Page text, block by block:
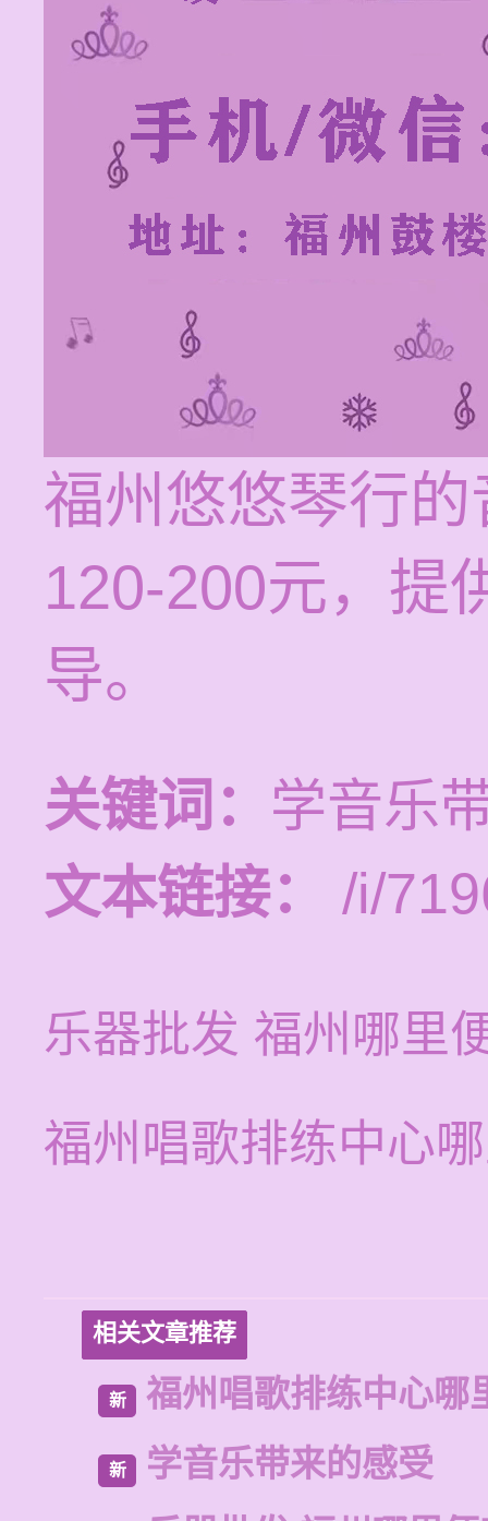
福州悠悠琴行
120-200元，提
导。
关键词： 学音乐
文本链接：
/i/
乐器批发 福州哪里
福州唱歌排练中心
相关文章推荐
新 福州唱歌排练中心哪
新
学音乐带来的感受